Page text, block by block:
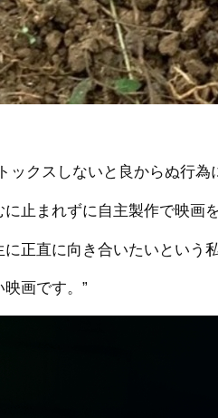
ックスしないと良からぬ行為
止まれずに自主製作で映画
正直に向き合いたいという
画です。”